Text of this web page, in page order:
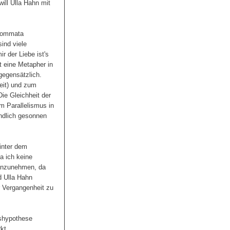
Ulla Hahn mit
viele
der Liebe ist's
eine Metapher in
und zum
Gleichheit der
Parallelismus in
gesonnen
dem
ich keine
da
Ulla Hahn
zu